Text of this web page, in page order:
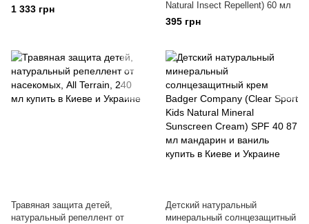
1 333 грн
Natural Insect Repellent) 60 мл
395 грн
Травяная защита детей,
натуральный репеллент от
Детский натуральный
минеральный солнцезащитный